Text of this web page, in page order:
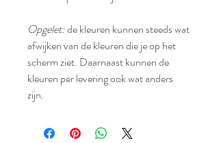
Opgelet:de kleuren kunnen steeds wat
afwijken van de kleuren die je op het
scherm ziet. Daarnaast kunnen de
kleuren per levering ook wat anders
zijn.